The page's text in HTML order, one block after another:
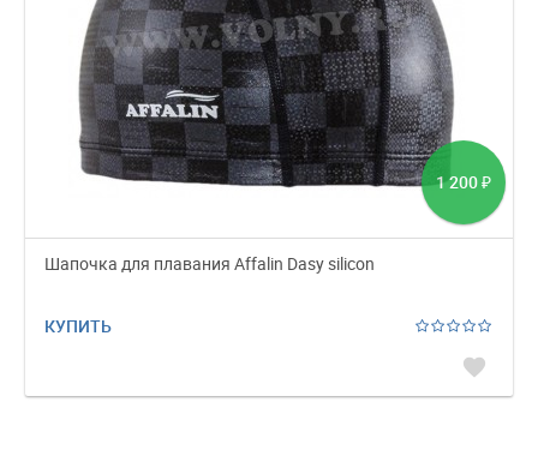
1 200 ₽
Шапочка для плавания Affalin Dasy silicon
КУПИТЬ
favorite